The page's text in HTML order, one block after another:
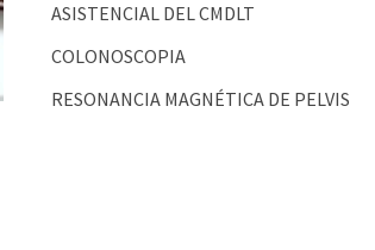
ASISTENCIAL DEL CMDLT
COLONOSCOPIA
RESONANCIA MAGNÉTICA DE PELVIS